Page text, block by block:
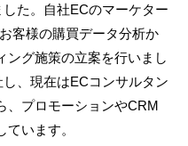
た。自社ECのマーケター
客様の購買データ分析か
ング施策の立案を行いまし
、現在はECコンサルタン
、プロモーションやCRM
います。